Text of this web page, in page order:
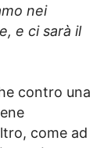
nei
e ci sarà il
contro una
come ad